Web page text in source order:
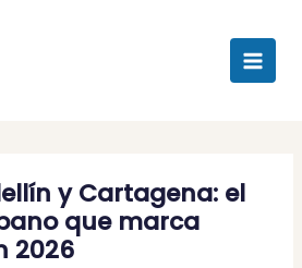
y Cartagena: el
que marca
2026